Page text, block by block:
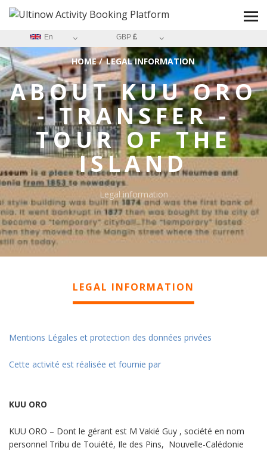
En GBP
HOME/ LEGAL INFORMATION
ABOUTKUU ORO
- TRANSFER -
TOUR OF THE
ISLAND
Legal information
LEGAL INFORMATION
Mentions Légales et protection des données privées
Cette activité est réalisée et fournie par
KUU ORO
KUU ORO – Dont le gérant est M Vakié Guy , société en nom
personnel Tribu de Touiété, Ile des Pins, Nouvelle-Calédonie